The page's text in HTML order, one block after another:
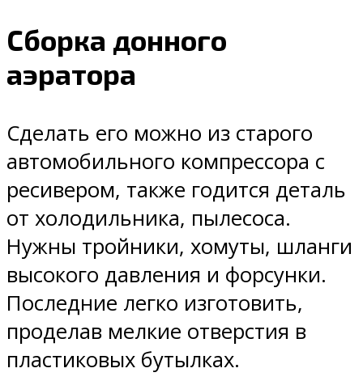
Сборка донного
аэратора
Сделать его можно из старого
автомобильного компрессора с
ресивером, также годится деталь
от холодильника, пылесоса.
Нужны тройники, хомуты, шланги
высокого давления и форсунки.
Последние легко изготовить,
проделав мелкие отверстия в
пластиковых бутылках.